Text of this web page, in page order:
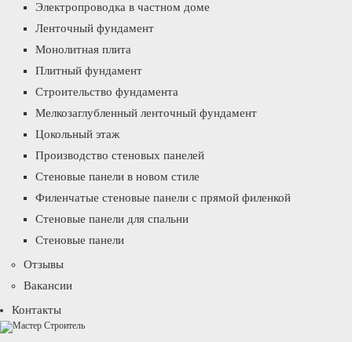
Электропроводка в частном доме
Ленточный фундамент
Монолитная плита
Плитный фундамент
Строительство фундамента
Мелкозаглубленный ленточный фундамент
Цокольный этаж
Производство стеновых панелей
Стеновые панели в новом стиле
Филенчатые стеновые панели с прямой филенкой
Стеновые панели для спальни
Стеновые панели
Отзывы
Вакансии
Контакты